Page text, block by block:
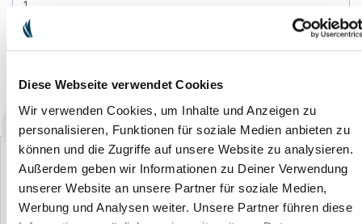
Diese Webseite verwendet Cookies
Wir verwenden Cookies, um Inhalte und Anzeigen zu
personalisieren, Funktionen für soziale Medien anbieten zu
können und die Zugriffe auf unsere Website zu analysieren.
Außerdem geben wir Informationen zu Deiner Verwendung
unserer Website an unsere Partner für soziale Medien,
Werbung und Analysen weiter. Unsere Partner führen diese
DANS LE PANIER
Disponibilité : immédiatement disponible